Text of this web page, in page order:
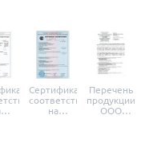
Сертификат
соответствия
на
Перечень
продукции
ООО